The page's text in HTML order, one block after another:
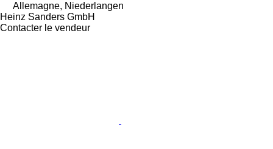
Allemagne, Niederlangen
Heinz Sanders GmbH
Contacter le vendeur